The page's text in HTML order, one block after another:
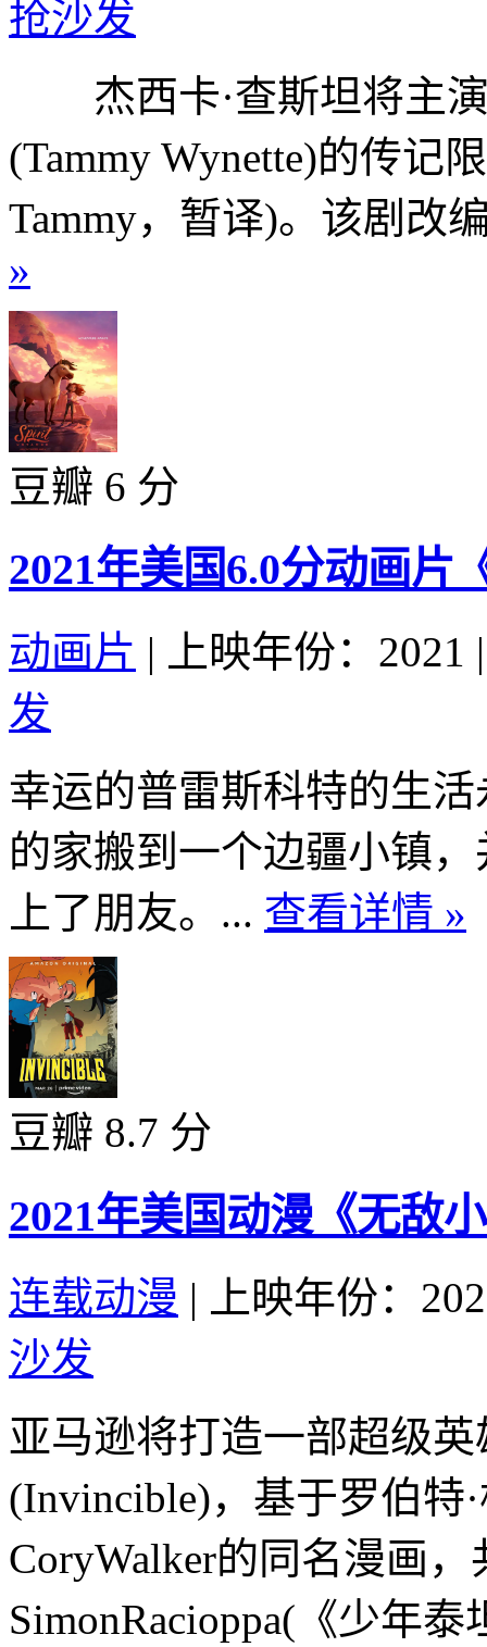
抢沙发
杰西卡·查斯坦将主演
(Tammy Wynette)的传记
Tammy，暂译)。该剧改
»
豆瓣 6 分
2021年美国6.0分动画片
动画片 | 上映年份：2021 |
发
幸运的普雷斯科特的生
的家搬到一个边疆小镇
上了朋友。... 查看详情 »
豆瓣 8.7 分
2021年美国动漫《无敌
连载动漫 |
上映年份：
沙发
亚马逊将打造一部超级
(Invincible)，基于罗伯特
CoryWalker的同名漫画
SimonRacioppa(《少年